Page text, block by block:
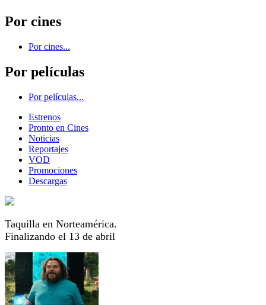
Por cines
Por cines...
Por películas
Por películas...
Estrenos
Pronto en Cines
Noticias
Reportajes
VOD
Promociones
Descargas
Taquilla en Norteamérica.
Finalizando el 13 de abril